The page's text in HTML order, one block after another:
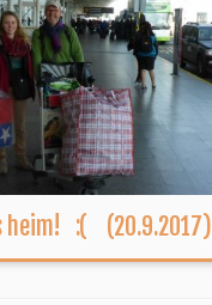
heim! :( (20.9.2017)